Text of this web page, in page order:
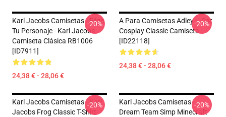
Karl Jacobs Camisetas - Elige
Tu Personaje - Karl Jacobs
Camiseta Clásica RB1006
[ID7911]
24,38 € - 28,06 €
-20%
A Para Camisetas Adley – Cat
Cosplay Classic Camiseta
[ID22118]
24,38 € - 28,06 €
-20%
Karl Jacobs Camisetas - Karl
Jacobs Frog Classic T-Shirt
-20%
Karl Jacobs Camisetas -
Dream Team Simp Minecraft
-20%